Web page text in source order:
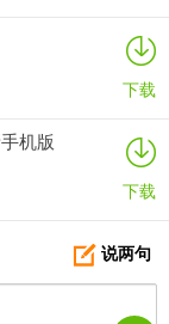
下载
机版
下载
说两句